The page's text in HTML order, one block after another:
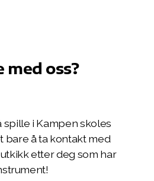
med oss?
i Kampen skoles
bare å ta kontakt med
etter deg som har